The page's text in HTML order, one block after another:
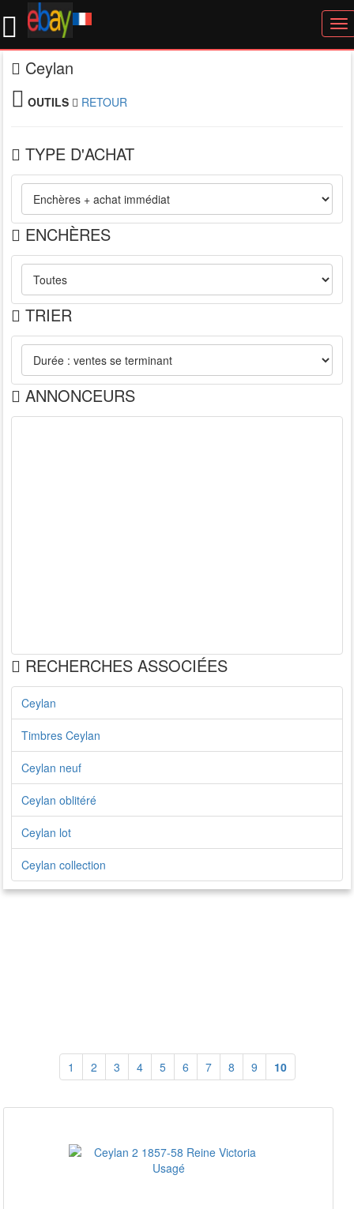
Ceylan
OUTILS RETOUR
TYPE D'ACHAT
ENCHÈRES
TRIER
ANNONCEURS
RECHERCHES ASSOCIÉES
Ceylan
Timbres Ceylan
Ceylan neuf
Ceylan oblitéré
Ceylan lot
Ceylan collection
1 2 3 4 5 6 7 8 9 10